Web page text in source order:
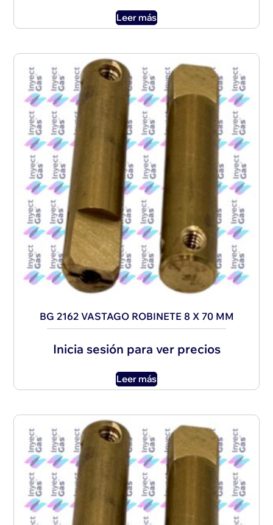
Leer más
BG 2162 VASTAGO ROBINETE 8 X 70 MM
Inicia sesión para ver precios
Leer más